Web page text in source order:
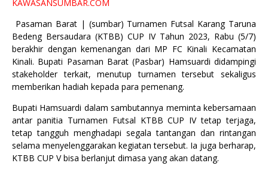
KAWASANSUMBAR.COM
Pasaman Barat | (sumbar) Turnamen Futsal Karang Taruna
Bedeng Bersaudara (KTBB) CUP IV Tahun 2023, Rabu (5/7)
berakhir dengan kemenangan dari MP FC Kinali Kecamatan
Kinali. Bupati Pasaman Barat (Pasbar) Hamsuardi didampingi
stakeholder terkait, menutup turnamen tersebut sekaligus
memberikan hadiah kepada para pemenang.
Bupati Hamsuardi dalam sambutannya meminta kebersamaan
antar panitia Turnamen Futsal KTBB CUP IV tetap terjaga,
tetap tangguh menghadapi segala tantangan dan rintangan
selama menyelenggarakan kegiatan tersebut. Ia juga berharap,
KTBB CUP V bisa berlanjut dimasa yang akan datang.